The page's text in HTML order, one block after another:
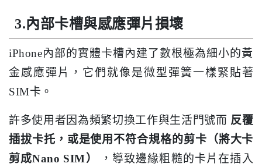
3.內部卡槽與感應彈片損壞
iPhone內部的實體卡槽內建了數根極為細小的黃
金感應彈片，它們就像是微型彈簧一樣緊貼著
SIM卡。
許多使用者因為頻繁切換工作與生活門號而 反覆
插拔卡托，或是使用不符合規格的剪卡（將大卡
剪成Nano SIM）
，導致邊緣粗糙的卡片在插入